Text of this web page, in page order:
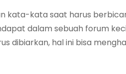
kata-kata saat harus
dalam sebuah forum
dibiarkan, hal ini bisa